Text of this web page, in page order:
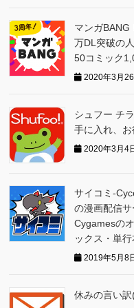
マンガBANG
万DL突破の
50コミック
2020年3月26
シュフー チ
手に入れ、
2020年3月4
サイコミ-
の漫画配信
Cygamesの
ックス・単
2019年5月8
休みの言い